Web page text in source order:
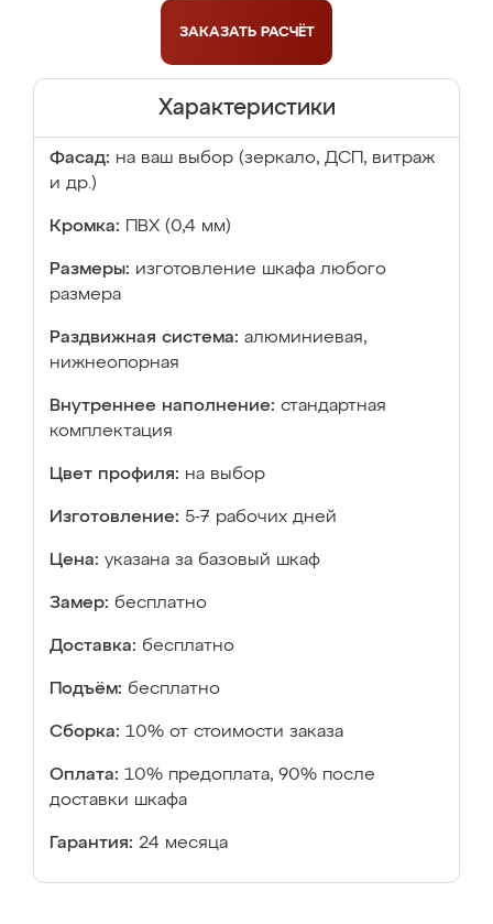
ЗАКАЗАТЬ РАСЧЁТ
Характеристики
Фасад: на ваш выбор (зеркало, ДСП, витраж
и др.)
Кромка: ПВХ (0,4 мм)
Размеры: изготовление шкафа любого
размера
Раздвижная система: алюминиевая,
нижнеопорная
Внутреннее наполнение: стандартная
комплектация
Цвет профиля: на выбор
Изготовление: 5-7 рабочих дней
Цена: указана за базовый шкаф
Замер: бесплатно
Доставка: бесплатно
Подъём: бесплатно
Сборка: 10% от стоимости заказа
Оплата: 10% предоплата, 90% после
доставки шкафа
Гарантия: 24 месяца